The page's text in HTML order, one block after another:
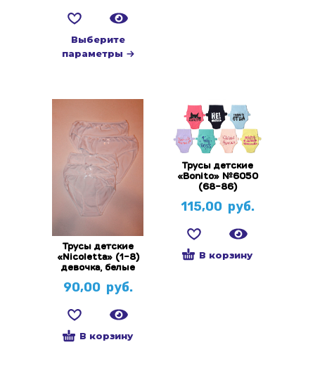
Выберите
параметры
Трусы детские
«Nicoletta» (1-8)
девочка, белые
90,00 руб.
В корзину
Трусы детские
«Bonito» №6050
(68-86)
115,00 руб.
В корзину